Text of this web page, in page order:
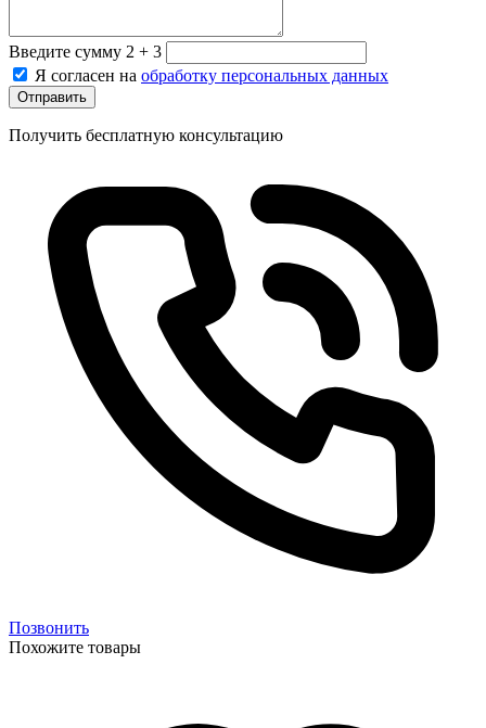
Введите сумму 2 + 3
Я согласен на обработку персональных данных
Отправить
Получить бесплатную консультацию
Позвонить
Похожите товары